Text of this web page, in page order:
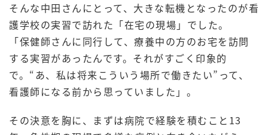
そんな中田さんにとって、大きな転機となったのが看
護学校の実習で訪れた「在宅の現場」でした。
「保健師さんに同行して、療養中の方のお宅を訪問
する実習があったんです。それがすごく印象的
で。“あ、私は将来こういう場所で働きたい”って、
看護師になる前から思っていました」。
その決意を胸に、まずは病院で経験を積むこと13